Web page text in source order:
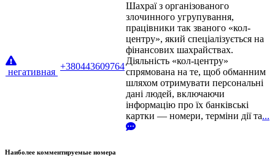
негативная
+380443609764
Шахраї з організованого
злочинного угрупування,
працівники так званого «кол-
центру», який спеціалізується на
фінансових шахрайствах.
Діяльність «кол-центру»
спрямована на те, щоб обманним
шляхом отримувати персональні
дані людей, включаючи
інформацію про їх банківські
картки — номери, терміни дії та...
Наиболее комментируемые номера